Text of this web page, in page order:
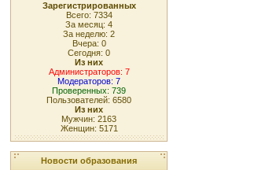
Зарегистрированных
Всего: 7334
За месяц: 4
За неделю: 2
Вчера: 0
Сегодня: 0
Из них
Администраторов: 7
Модераторов: 7
Проверенных: 739
Пользователей: 6580
Из них
Мужчин: 2163
Женщин: 5171
Новости образования